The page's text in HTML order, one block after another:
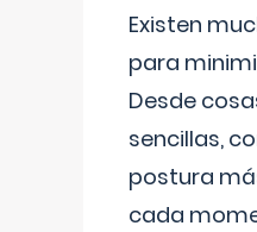
Existen
para
Desde
sencillas,
postura
cada